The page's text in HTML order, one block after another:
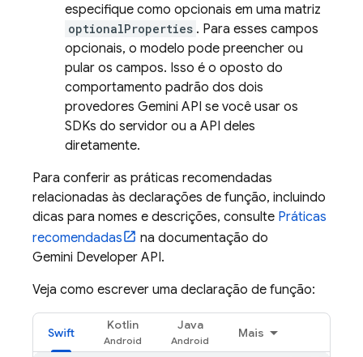
especifique como opcionais em uma matriz
optionalProperties . Para esses campos
opcionais, o modelo pode preencher ou
pular os campos. Isso é o oposto do
comportamento padrão dos dois
provedores Gemini API se você usar os
SDKs do servidor ou a API deles
diretamente.
Para conferir as práticas recomendadas
relacionadas às declarações de função, incluindo
dicas para nomes e descrições, consulte Práticas
recomendadas
na documentação do
Gemini Developer API.
Veja como escrever uma declaração de função:
Swift
Kotlin Java
Mais